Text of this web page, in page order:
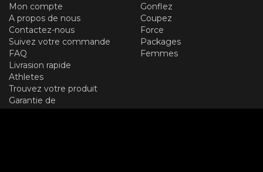
Mon compte
A propos de nous
Contactez-nous
Suivez votre commande
FAQ
Livrasion rapide
Athletes
Trouvez votre produit
Garantie de
remboursement
Gonflez
Coupez
Force
Packages
Femmes